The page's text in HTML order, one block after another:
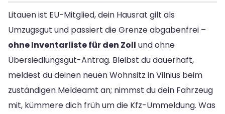
Litauen ist EU-Mitglied, dein Hausrat gilt als
Umzugsgut und passiert die Grenze abgabenfrei –
ohne Inventarliste für den Zoll und ohne
Übersiedlungsgut-Antrag. Bleibst du dauerhaft,
meldest du deinen neuen Wohnsitz in Vilnius beim
zuständigen Meldeamt an; nimmst du dein Fahrzeug
mit, kümmere dich früh um die Kfz-Ummeldung. Was